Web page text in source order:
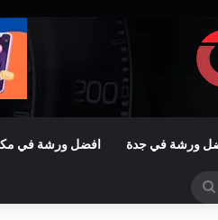
ورشة في جدة افضل ورشة في